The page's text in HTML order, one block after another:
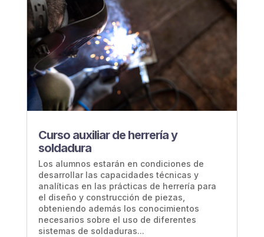
Curso auxiliar de herrería y
soldadura
Los alumnos estarán en condiciones de
desarrollar las capacidades técnicas y
analíticas en las prácticas de herrería para
el diseño y construcción de piezas,
obteniendo además los conocimientos
necesarios sobre el uso de diferentes
sistemas de soldaduras...